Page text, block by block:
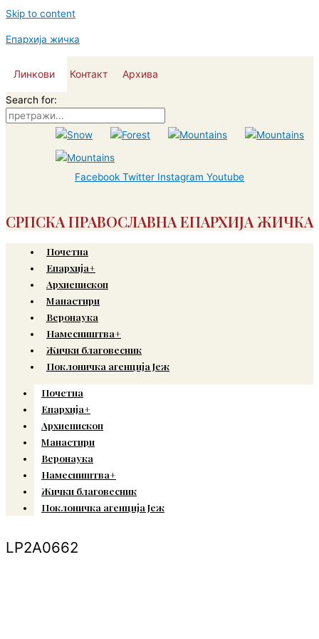
Skip to content
Епархија жичка
Линкови Контакт Архива
Search for:
Facebook Twitter Instagram Youtube
СРПСКА ПРАВОСЛАВНА ЕПАРХИЈА ЖИЧКА
Почетна
Епархија+
Архиепископ
Манастири
Веронаука
Намесништва+
Жички благовесник
Поклоничка агенција Јеж
Почетна
Епархија+
Архиепископ
Манастири
Веронаука
Намесништва+
Жички благовесник
Поклоничка агенција Јеж
LP2A0662